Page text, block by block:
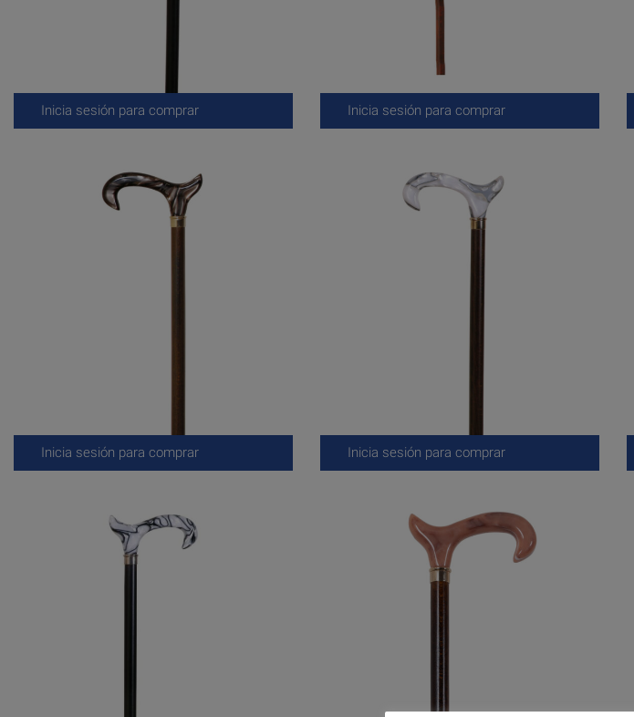
Inicia sesión para comprar Inicia sesión para comprar
Inicia sesión para comprar Inicia sesión para comprar